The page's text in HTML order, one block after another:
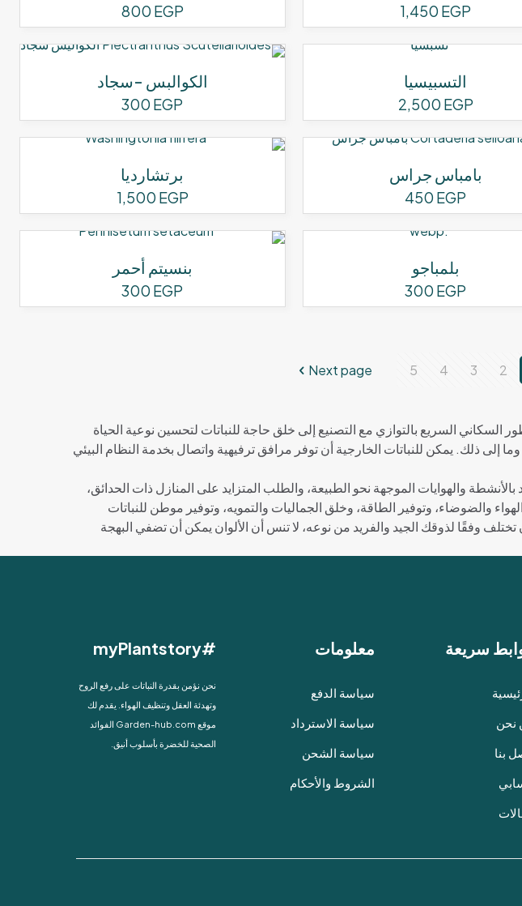
1,450 EGP
800 EGP
التسبيسيا
2,500 EGP
الكوالبس -سجاد
300 EGP
بامباس جراس
450 EGP
برتشارديا
1,500 EGP
بلمباجو
300 EGP
بنسيتم أحمر
300 EGP
2
3
4
5
Next page
السريع بالتوازي مع التصنيع إلى خلق حاجة للنباتات لتحسين نوعية الحياة
إلى ذلك. يمكن للنباتات الخارجية أن توفر مرافق ترفيهية واتصال بخدمة النظام البيئي
بالأنشطة والهوايات الموجهة نحو الطبيعة، والطلب المتزايد على المنازل ذات الحدائق،
والضوضاء، وتوفير الطاقة، وخلق الجماليات والتمويه، وتوفير موطن للنباتات
تختلف وفقًا لذوقك الجيد والفريد من نوعه، لا تنس أن الألوان يمكن أن تضفي البهجة
سريعة
نحن
بنا
معلومات
سياسة الدفع
سياسة الاسترداد
سياسة الشحن
الشروط والأحكام
#myPlantstory
نحن نؤمن بقدرة النباتات على رفع الروح
وتهدئة العقل وتنظيف الهواء. يقدم لك
موقع Garden-hub.com الفوائد
الصحية للخضرة بأسلوب أنيق.